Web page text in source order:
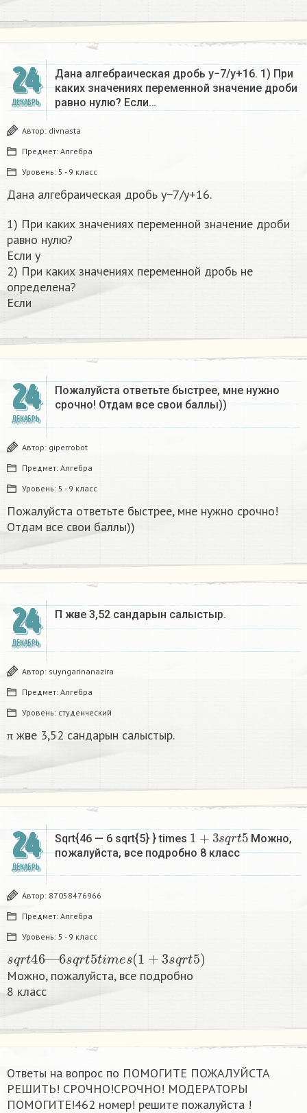
24
ДЕКАБРЬ
Дана алгебраическая дробь y−7/y+16. 1) При
каких значениях переменной значение дроби
равно нулю? Если…
Автор: divnasta
Предмет: Алгебра
Уровень: 5 - 9 класс
Дана алгебраическая дробь y−7/y+16.
1) При каких значениях переменной значение дроби
равно нулю?
Если y
2) При каких значениях переменной дробь не
определена?
Если
24
ДЕКАБРЬ
Пожалуйста ответьте быстрее, мне нужно
срочно! Отдам все свои баллы))
Автор: giperrobot
Предмет: Алгебра
Уровень: 5 - 9 класс
Пожалуйста ответьте быстрее, мне нужно срочно!
Отдам все свои баллы))
24
ДЕКАБРЬ
Π және 3,52 сандарын салыстыр. ​
Автор: suyngarinanazira
Предмет: Алгебра
Уровень: студенческий
π және 3,52 сандарын салыстыр.
24
ДЕКАБРЬ
Sqrt{46 — 6 sqrt{5} } times
1+3sqrt5
Можно,
пожалуйста, все подробно 8 класс​
Автор: 87058476966
Предмет: Алгебра
Уровень: 5 - 9 класс
46 6 5 (1 sq )
Можно, пожалуйста, все подробно
8 класс​
Ответы на вопрос по ПОМОГИТЕ ПОЖАЛУЙСТА
РЕШИТЬ! СРОЧНО!СРОЧНО! МОДЕРАТОРЫ
ПОМОГИТЕ!462 номер! решите пожалуйста !